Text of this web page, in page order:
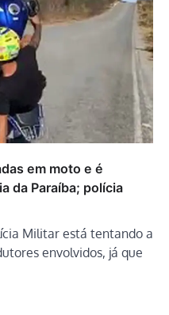
em moto e é
da Paraíba; polícia
Militar está tentando a
envolvidos, já que